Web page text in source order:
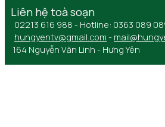
Liên hệ toà soạn
02213 616 988 - Hotline: 0363 089
hungyentv@gmail.com -
164 Nguyễn Văn Linh - Hưng Yên